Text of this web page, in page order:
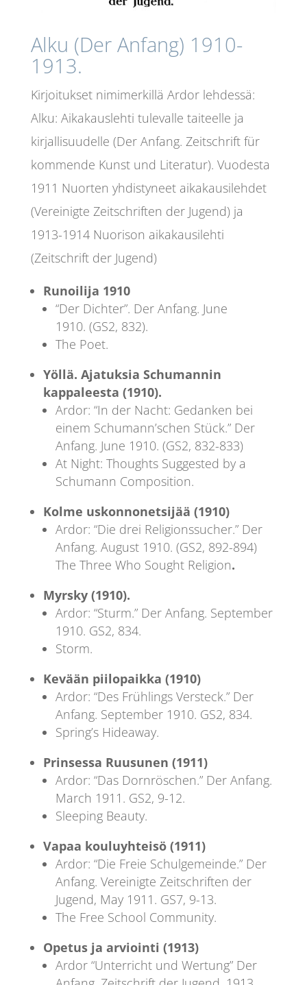
Alku (Der Anfang) 1910-
1913.
Kirjoitukset nimimerkillä Ardor lehdessä:
Alku: Aikakauslehti tulevalle taiteelle ja
kirjallisuudelle (Der Anfang. Zeitschrift für
kommende Kunst und Literatur). Vuodesta
1911 Nuorten yhdistyneet aikakausilehdet
(Vereinigte Zeitschriften der Jugend) ja
1913-1914 Nuorison aikakausilehti
(Zeitschrift der Jugend)
Runoilija 1910
“Der Dichter”. Der Anfang. June
1910. (GS2, 832).
The Poet.
Yöllä. Ajatuksia Schumannin
kappaleesta (1910).
Ardor: “In der Nacht: Gedanken bei
einem Schumann’schen Stück.” Der
Anfang. June 1910. (GS2, 832-833)
At Night: Thoughts Suggested by a
Schumann Composition.
Kolme uskonnonetsijää (1910)
Ardor: “Die drei Religionssucher.” Der
Anfang. August 1910. (GS2, 892-894)
The Three Who Sought Religion.
Myrsky (1910).
Ardor: “Sturm.” Der Anfang. September
1910. GS2, 834.
Storm.
Kevään piilopaikka (1910)
Ardor: “Des Frühlings Versteck.” Der
Anfang. September 1910. GS2, 834.
Spring’s Hideaway.
Prinsessa Ruusunen (1911)
Ardor: “Das Dornröschen.” Der Anfang.
March 1911. GS2, 9-12.
Sleeping Beauty.
Vapaa kouluyhteisö (1911)
Ardor: “Die Freie Schulgemeinde.” Der
Anfang. Vereinigte Zeitschriften der
Jugend, May 1911. GS7, 9-13.
The Free School Community.
Opetus ja arviointi (1913)
Ardor “Unterricht und Wertung” Der